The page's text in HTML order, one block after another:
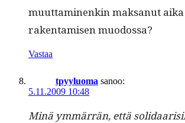
muut­ta­mi­nenkin mak­sanut
rak­en­tamisen muodossa?
Vastaa
tpyyluoma sanoo:
5.11.2009 10:48
Minä ymmär­rän, että